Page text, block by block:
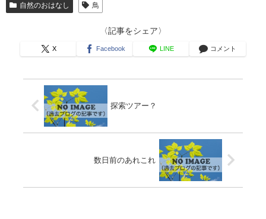
自然のおはなし 鳥
〈記事をシェア〉
X Facebook LINE コメント
探索ツアー？
数日前のあれこれ